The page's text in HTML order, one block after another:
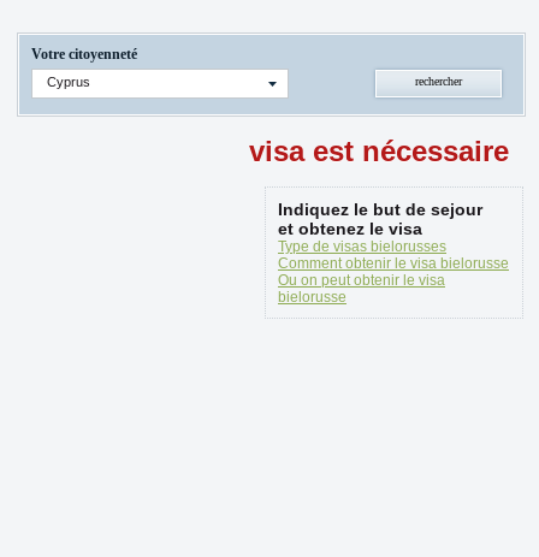
Votre citoyenneté
Cyprus
visa est nécessaire
Indiquez le but de sejour
et obtenez le visa
Type de visas bielorusses
Comment obtenir le visa bielorusse
Ou on peut obtenir le visa
bielorusse